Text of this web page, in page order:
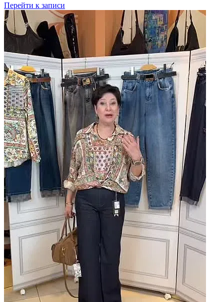
Перейти к записи